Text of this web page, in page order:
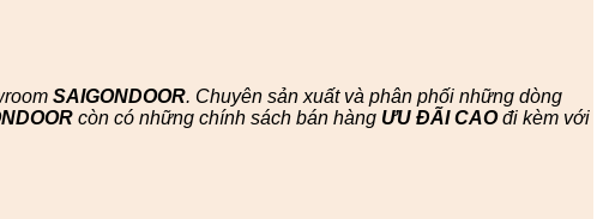
SAIGONDOOR. Chuyên sản xuất và phân phối những dòng
còn có những chính sách bán hàng ƯU ĐÃI CAOđi kèm với